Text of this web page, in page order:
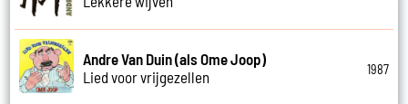
Andre Van Duin (als Ome Joop)
Lied voor vrijgezellen
1987